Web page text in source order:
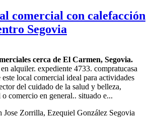
comercial con calefacción
Segovia
cerca de El Carmen, Segovia.
alquiler. expediente 4733. compratucasa
local comercial ideal para actividades
del cuidado de la salud y belleza,
comercio en general.. situado e...